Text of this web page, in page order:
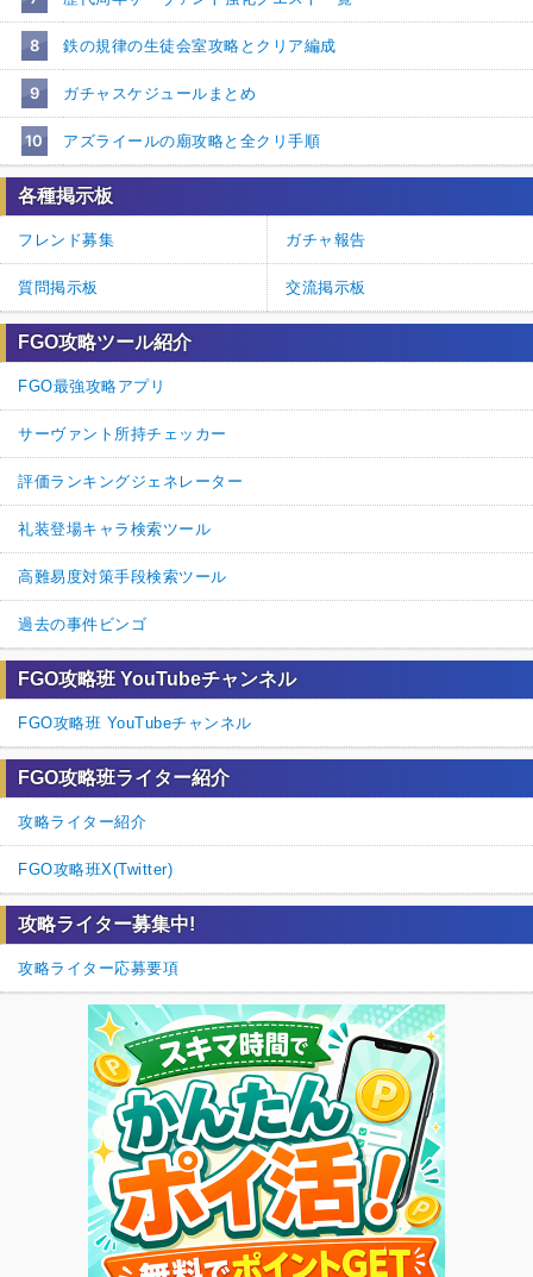
8 鉄の規律の生徒会室攻略とクリア編成
9 ガチャスケジュールまとめ
10 アズライールの廟攻略と全クリ手順
各種掲示板
フレンド募集 ガチャ報告
質問掲示板 交流掲示板
FGO攻略ツール紹介
FGO最強攻略アプリ
サーヴァント所持チェッカー
評価ランキングジェネレーター
礼装登場キャラ検索ツール
高難易度対策手段検索ツール
過去の事件ビンゴ
FGO攻略班 YouTubeチャンネル
FGO攻略班 YouTubeチャンネル
FGO攻略班ライター紹介
攻略ライター紹介
FGO攻略班X(Twitter)
攻略ライター募集中!
攻略ライター応募要項